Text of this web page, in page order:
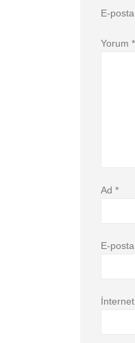
E-
Yorum *
Ad *
E-posta